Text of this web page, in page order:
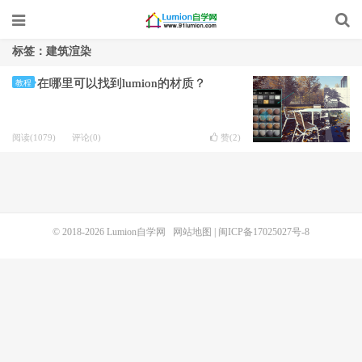
标签：建筑渲染
教程 在哪里可以找到lumion的材质？
阅读(1079) 评论(0) 赞(2)
© 2018-2026 Lumion自学网 网站地图 闽ICP备17025027号-8